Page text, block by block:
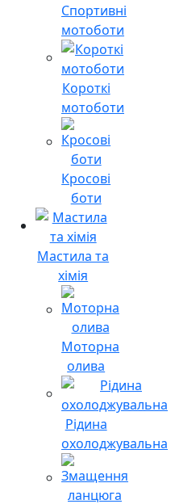
Спортивні
мотоботи
Короткі
мотоботи
Кросові
боти
Мастила та
хімія
Моторна
олива
Рідина
охолоджувальна